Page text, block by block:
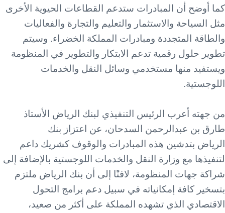
كما أوضح أن المبادرات ستدعم القطاعات الحيوية الأخرى
مثل السياحة والاستثمار والتعليم والتجارة والفعاليات
والطاقة المتجددة ومبادرات المملكة الخضراء. وسيتم
تطوير حلول رقمية تدعم الابتكار والتطوير في المنظومة
ويستفيد منها مستخدمي وسائل النقل والخدمات
اللوجستية.
من جهته أعرب الرئيس التنفيذي لبنك الرياض الأستاذ
طارق بن عبدالرحمن السدحان، عن اعتزاز بنك
الرياض بتدشين هذه المبادرات والوقوف كشريك داعم
لتنفيذها مع وزارة النقل والخدمات اللوجستية بالإضافة إلى
شراكة جهات المنظومة، لافتًا إلى أن بنك الرياض ملتزم
بتسخير كافة إمكانياته في سبيل دعم برامج التحول
الاقتصادي الذي تشهده المملكة على أكثر من صعيد،